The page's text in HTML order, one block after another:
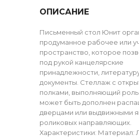
ОПИСАНИЕ
Письменный стол Юнит
продуманное рабочее или
пространство, которое
под рукой канцелярские
принадлежности,
документы. Стеллаж с
полками, выполняющий роль
может быть дополнен
дверцами или выдвижными
роликовых направляющих.
Характеристики: Материал: